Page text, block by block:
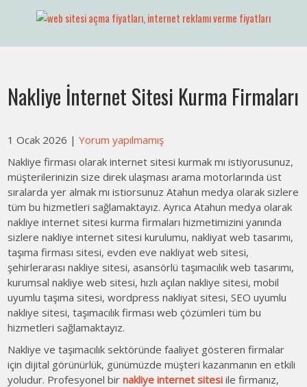
Web Sitesi Açma, İnternet Sitesi
Fiyatları
Nakliye İnternet Sitesi Kurma Firmaları
1 Ocak 2026 |Yorum yapılmamış
Nakliye firması olarak internet sitesi kurmak mı istiyorusunuz,
müşterilerinizin size direk ulaşması arama motorlarında üst
sıralarda yer almak mı istiorsunuz Atahun medya olarak sizlere
tüm bu hizmetleri sağlamaktayız. Ayrıca Atahun medya olarak
nakliye internet sitesi kurma firmaları hizmetimizini yanında
sizlere nakliye internet sitesi kurulumu, nakliyat web tasarımı,
taşıma firması sitesi, evden eve nakliyat web sitesi,
şehirlerarası nakliye sitesi, asansörlü taşımacılık web tasarımı,
kurumsal nakliye web sitesi, hızlı açılan nakliye sitesi, mobil
uyumlu taşıma sitesi, wordpress nakliyat sitesi, SEO uyumlu
nakliye sitesi, taşımacılık firması web çözümleri tüm bu
hizmetleri sağlamaktayız.
Nakliye ve taşımacılık sektöründe faaliyet gösteren firmalar
için dijital görünürlük, günümüzde müşteri kazanmanın en etkili
yoludur. Profesyonel birnakliye internet sitesi ile firmanız,